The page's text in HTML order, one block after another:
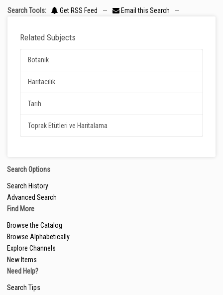
Search Tools: Get RSS Feed — Email this Search —
Related Subjects
Botanik
Haritacılık
Tarih
Toprak Etütleri ve Haritalama
Search Options
Search History
Advanced Search
Find More
Browse the Catalog
Browse Alphabetically
Explore Channels
New Items
Need Help?
Search Tips